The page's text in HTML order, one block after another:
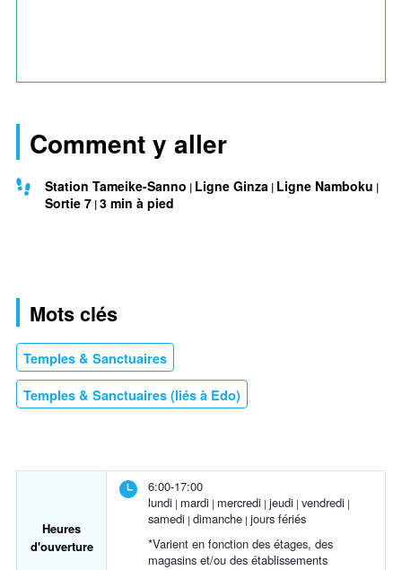
Comment y aller
Station Tameike-Sanno Ligne Ginza Ligne Namboku
Sortie 7 3 min à pied
Mots clés
Temples & Sanctuaires
Temples & Sanctuaires (liés à Edo)
Heures
d'ouverture
6:00-17:00
lundi mardi mercredi jeudi vendredi
samedi dimanche jours fériés
*Varient en fonction des étages, des
magasins et/ou des établissements